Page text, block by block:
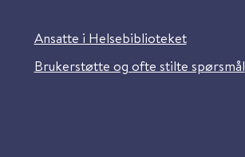
Ansatte i Helsebiblioteket
Brukerstøtte og ofte stilte spørsmål